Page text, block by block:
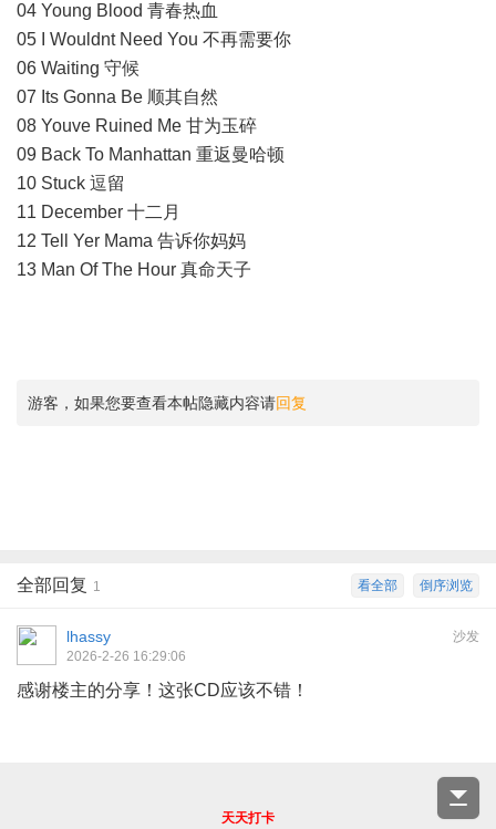
04 Young Blood 青春热血
05 I Wouldnt Need You 不再需要你
06 Waiting 守候
07 Its Gonna Be 顺其自然
08 Youve Ruined Me 甘为玉碎
09 Back To Manhattan 重返曼哈顿
10 Stuck 逗留
11 December 十二月
12 Tell Yer Mama 告诉你妈妈
13 Man Of The Hour 真命天子
游客，如果您要查看本帖隐藏内容请回复
倒序浏览
看全部
全部回复 1
沙发
lhassy
2026-2-26 16:29:06
感谢楼主的分享！这张CD应该不错！
天天打卡